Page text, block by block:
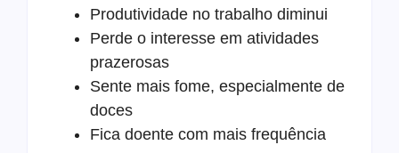
Produtividade no trabalho diminui
Perde o interesse em atividades
prazerosas
Sente mais fome, especialmente de
doces
Fica doente com mais frequência